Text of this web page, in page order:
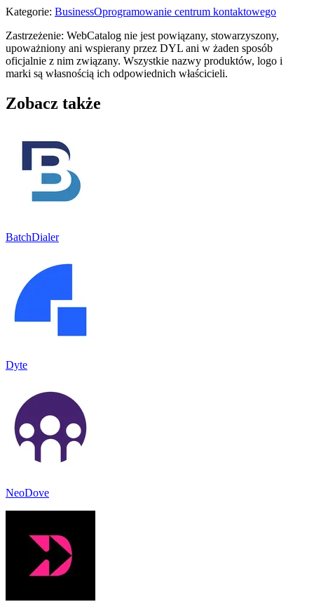
Kategorie: BusinessOprogramowanie centrum kontaktowego
Zastrzeżenie: WebCatalog nie jest powiązany, stowarzyszony,
upoważniony ani wspierany przez DYL ani w żaden sposób
oficjalnie z nim związany. Wszystkie nazwy produktów, logo i
marki są własnością ich odpowiednich właścicieli.
Zobacz także
BatchDialer
Dyte
NeoDove